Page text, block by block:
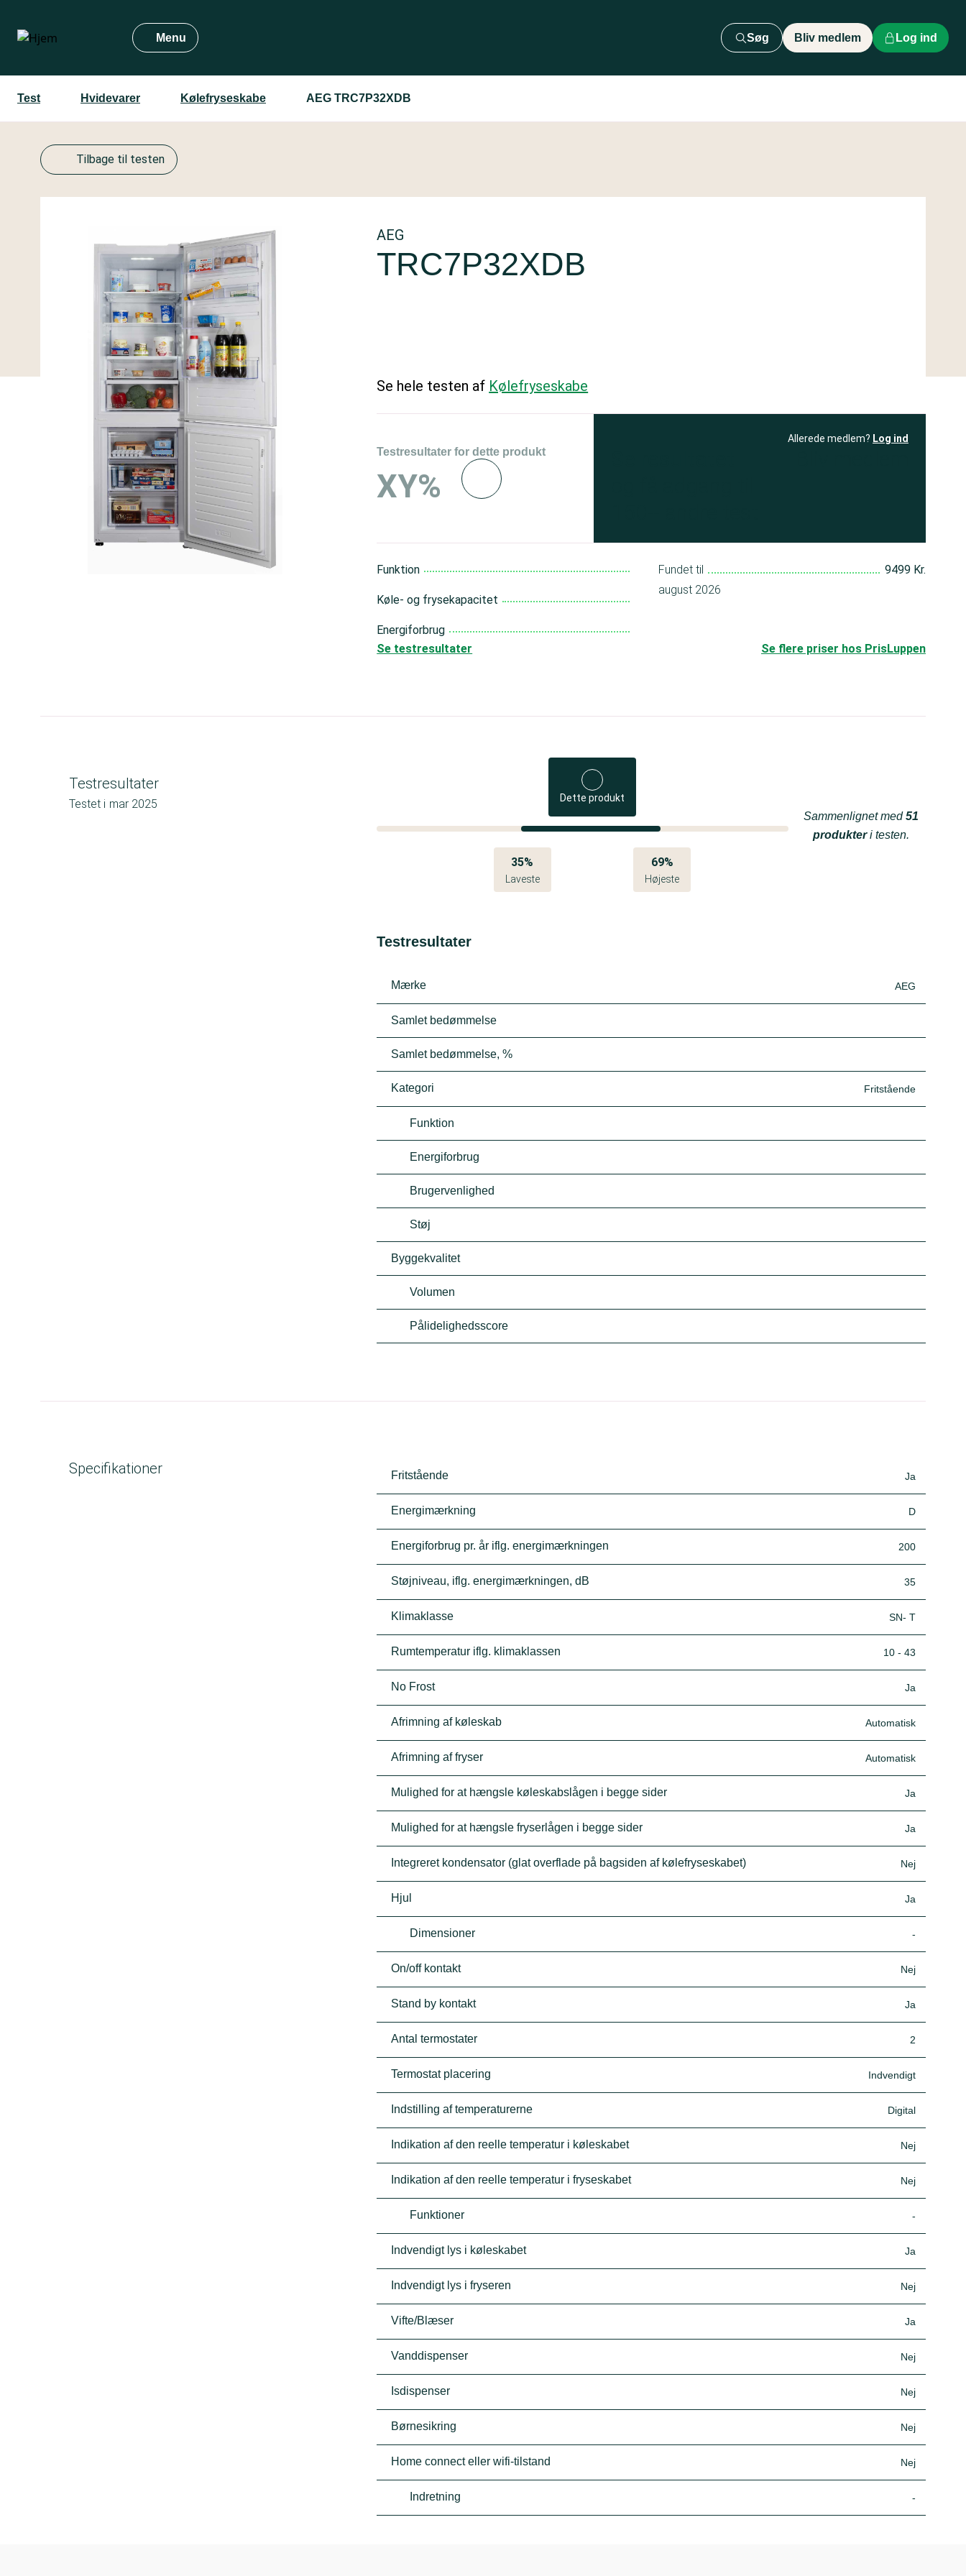
hovedindhold
Menu Søg Bliv medlem Log ind
Test Hvidevarer Kølefryseskabe AEG TRC7P32XDB
Tilbage til testen
AEG
TRC7P32XDB
Se hele testen af Kølefryseskabe
Testresultater for dette produkt
XY%
Allerede medlem? Log ind
Funktion
Køle- og frysekapacitet
Energiforbrug
Fundet til
9499 Kr.
august 2026
Se flere priser hos PrisLuppen
Se testresultater
Testresultater
Testet i mar 2025 Dette produkt
35%
Laveste
69%
Højeste
Sammenlignet med51
produkteri testen.
Testresultater
Mærke AEG
Samlet bedømmelse
Samlet bedømmelse, %
Kategori Fritstående
Funktion
Energiforbrug
Brugervenlighed
Støj
Byggekvalitet
Volumen
Pålidelighedsscore
Specifikationer Fritstående Ja
Energimærkning D
Energiforbrug pr. år iflg. energimærkningen 200
Støjniveau, iflg. energimærkningen, dB 35
Klimaklasse SN- T
Rumtemperatur iflg. klimaklassen 10 - 43
No Frost Ja
Afrimning af køleskab Automatisk
Afrimning af fryser Automatisk
Mulighed for at hængsle køleskabslågen i begge sider Ja
Mulighed for at hængsle fryserlågen i begge sider Ja
Integreret kondensator (glat overflade på bagsiden af kølefryseskabet) Nej
Hjul Ja
Dimensioner -
On/off kontakt Nej
Stand by kontakt Ja
Antal termostater 2
Termostat placering Indvendigt
Indstilling af temperaturerne Digital
Indikation af den reelle temperatur i køleskabet Nej
Indikation af den reelle temperatur i fryseskabet Nej
Funktioner -
Indvendigt lys i køleskabet Ja
Indvendigt lys i fryseren Nej
Vifte/Blæser Ja
Vanddispenser Nej
Isdispenser Nej
Børnesikring Nej
Home connect eller wifi-tilstand Nej
Indretning -